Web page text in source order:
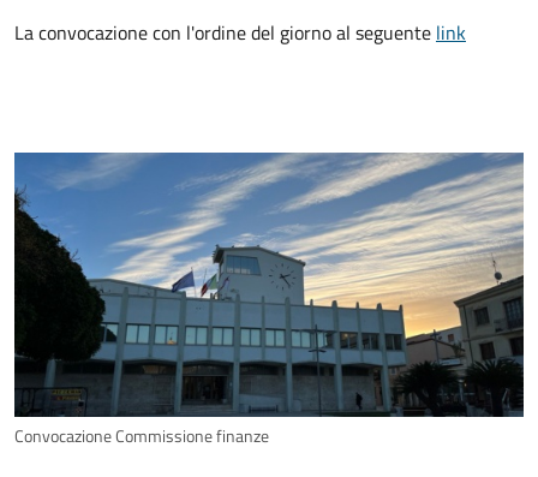
La convocazione con l'ordine del giorno al seguente link
Convocazione Commissione finanze